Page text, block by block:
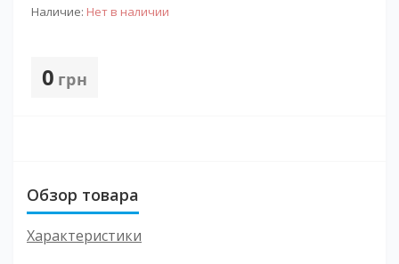
Наличие: Нет в наличии
0 грн
Обзор товара
Характеристики